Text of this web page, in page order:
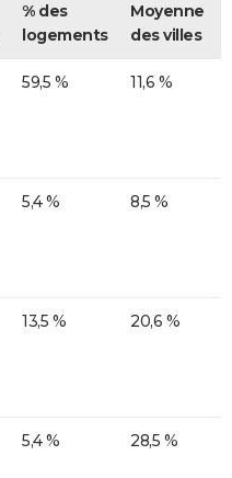
% des
logements
Moyenne
des villes
59,5 % 11,6 %
5,4 % 8,5 %
13,5 % 20,6 %
5,4 % 28,5 %